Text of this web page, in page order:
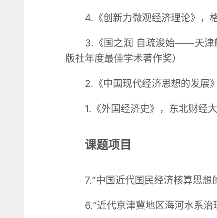
4.《创新力微观经济理论》，
3.《国之润 自疏浚始——天津
版社年度最佳学术著作奖）
2.《中国现代经济思想的发展
1.《外国经济史》，东北财经
课题项目
7.“中国近代国民经济核算思
6.“近代京津冀地区海河水系